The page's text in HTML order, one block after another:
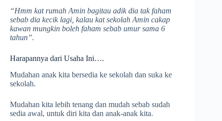
“Hmm kat rumah Amin bagitau adik dia tak faham
sebab dia kecik lagi, kalau kat sekolah Amin cakap
kawan mungkin boleh faham sebab umur sama 6
tahun”.
Harapannya dari Usaha Ini….
Mudahan anak kita bersedia ke sekolah dan suka ke
sekolah.
Mudahan kita lebih tenang dan mudah sebab sudah
sedia awal, untuk diri kita dan anak-anak kita.